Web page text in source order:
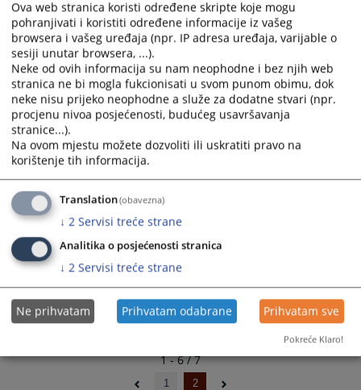
and
select
a
date.
Press
the
question
mark
key
get
the
keyboard
shortcuts
for
dates.
and
select
a
date.
Press
the
question
mark
key
the
keyboard
shortcuts
for
dates.
25.03.2010.
Izvještaj o radu Općinskog suda u Žepču za 2009. godinu
Protok predmeta 2005 godine
Protok predmeta 2004 godine
1 - 6 / 7
1 2
Ova web stranica koristi određene skripte koje mogu
pohranjivati i koristiti određene informacije iz vašeg
browsera i vašeg uređaja (npr. IP adresa uređaja, varijable o
sesiji unutar browsera, ...).
Neke od ovih informacija su nam neophodne i bez njih web
stranica ne bi mogla fukcionisati u svom punom obimu, dok
neke nisu prijeko neophodne a služe za dodatne stvari (npr.
procjenu nivoa posjećenosti, budućeg usavršavanja
stranice...).
Na ovom mjestu možete dozvoliti ili uskratiti pravo na
korištenje tih informacija.
Translation(obavezna)
↓ 2 Servisi treće strane
Analitika o posjećenosti stranica
↓ 2 Servisi treće strane
Ne prihvatam Prihvatam odabrane Prihvatam sve
Pokreće Klaro!